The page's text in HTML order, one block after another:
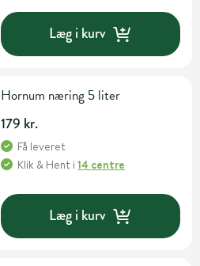
Læg i kurv
Hornum næring 5 liter
179 kr.
Få leveret
Klik & Hent i14 centre
Læg i kurv